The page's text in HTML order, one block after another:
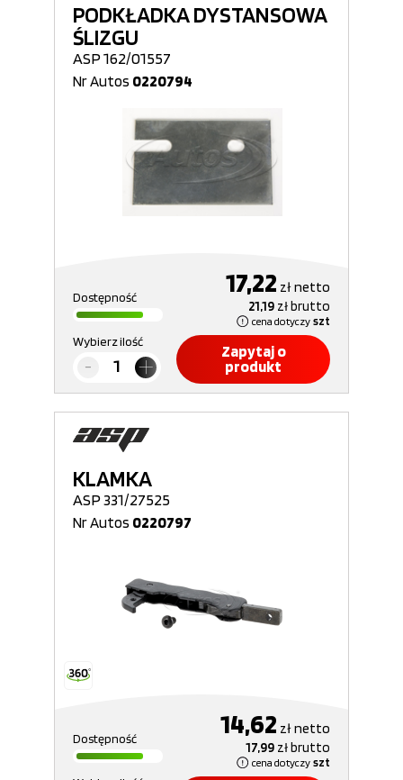
PODKŁADKA DYSTANSOWA
ŚLIZGU
ASP 162/01557
Nr Autos 0220794
Dostępność 17,22 złnetto
21,19 złbrutto
cena dotyczy szt
Wybierz ilość
Zapytaj o
produkt
KLAMKA
ASP 331/27525
Nr Autos 0220797
Dostępność 14,62 złnetto
17,99 złbrutto
cena dotyczy szt